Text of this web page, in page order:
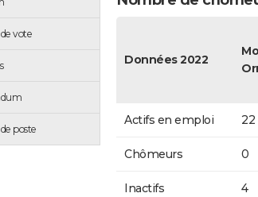
vote
poste
Données 2022
Actifs en emploi 22
Chômeurs 0
Inactifs 4